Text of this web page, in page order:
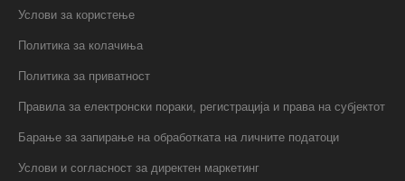
Услови за користење
Политика за колачиња
Политика за приватност
Правила за електронски пораки, регистрација и права на субјектот
Барање за запирање на обработката на личните податоци
Услови и согласност за директен маркетинг